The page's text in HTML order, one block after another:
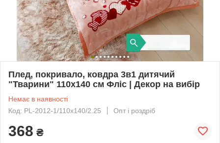
Плед, покривало, ковдра 3в1 дитячий
"Тварини" 110х140 см Фліс | Декор на вибір
Немає в наявності
Код: PL-2012-1/110х140/2.25
Опт і роздріб
368 ₴